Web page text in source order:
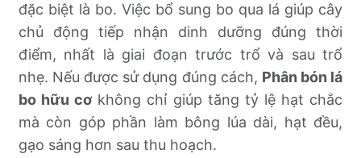
đặc biệt là bo. Việc bổ sung bo qua lá giúp cây
chủ động tiếp nhận dinh dưỡng đúng thời
điểm, nhất là giai đoạn trước trổ và sau trổ
nhẹ. Nếu được sử dụng đúng cách, Phân bón lá
bo hữu cơkhông chỉ giúp tăng tỷ lệ hạt chắc
mà còn góp phần làm bông lúa dài, hạt đều,
gạo sáng hơn sau thu hoạch.